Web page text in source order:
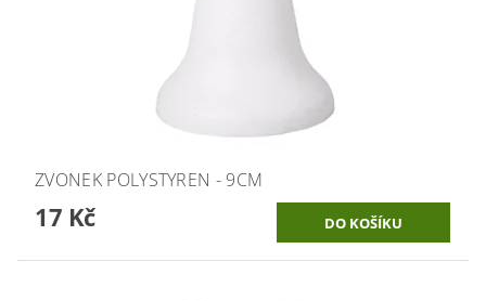
ZVONEK POLYSTYREN - 9CM
17 Kč